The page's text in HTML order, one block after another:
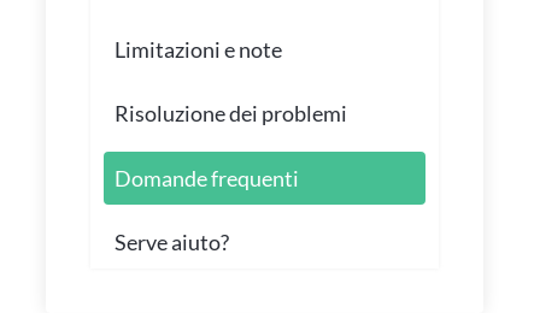
Limitazioni e note
Risoluzione dei problemi
Domande frequenti
Serve aiuto?